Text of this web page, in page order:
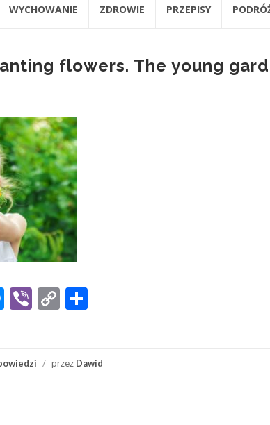
WYCHOWANIE ZDROWIE PRZEPISY
flowers. The young
Messenger
Viber
Copy
/ przez Dawid